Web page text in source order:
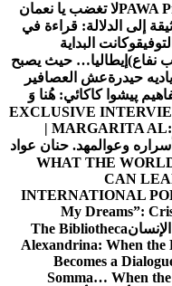
PAWAلا تغضب يا نعمان
إلى الدلالة: قراءة في
وكانت البداية
نفاع) إيطاليا… حيث يصبح
حيدرةعش العصافير
پیشوا کاکائي: هُنا وَ
EXCLUSIVE
| MARGARITA
وعوالمهد. حنان عواد
WHAT THE
CAN
INTERNATIONAL
My Dreams”:
The Bibliotheca
Alexandrina: When the
Becomes a
Somma… When